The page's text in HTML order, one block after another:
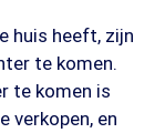
huis heeft, zijn
te komen.
te komen is
verkopen, en